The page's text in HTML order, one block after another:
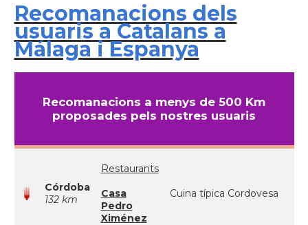
Recomanacions dels
usuaris a Catalans a
Málaga i Espanya
Recomanacions a menys de 500 Km
proposades pels nostres usuaris
Córdoba
132 km
Restaurants
Casa
Pedro
Ximénez
Cuina típica Cordovesa